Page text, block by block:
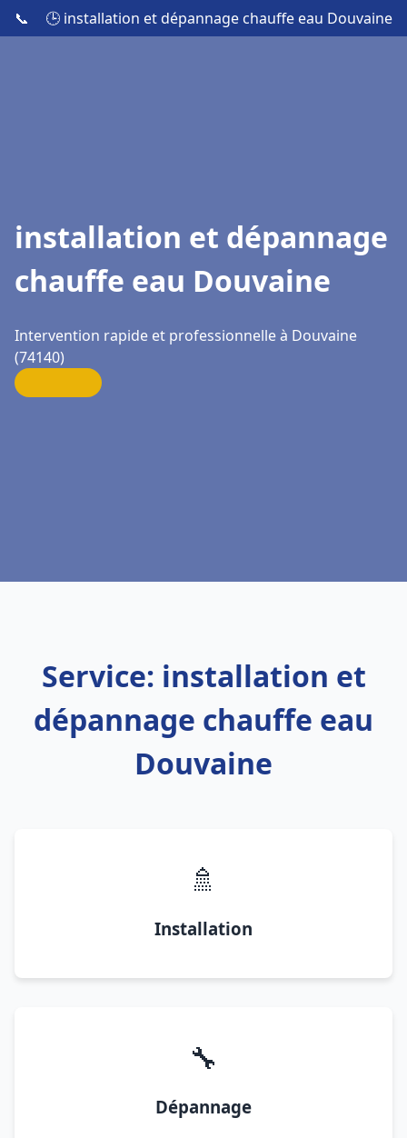
📞 🕒 installation et dépannage chauffe eau Douvaine
installation et dépannage
chauffe eau Douvaine
Intervention rapide et professionnelle à Douvaine
(74140)
Service: installation et
dépannage chauffe eau
Douvaine
🚿
Installation
🔧
Dépannage